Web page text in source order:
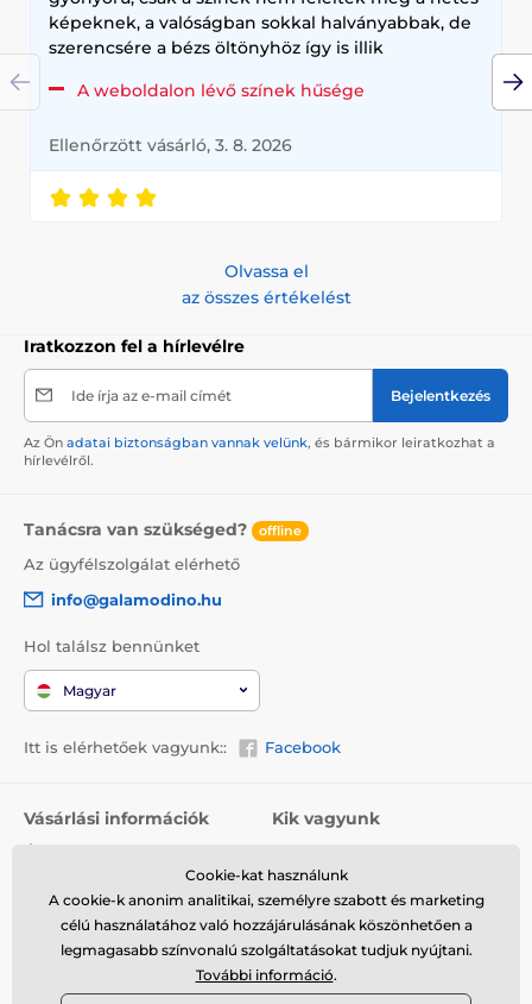
képeknek, a valóságban sokkal halványabbak, de
szerencsére a bézs öltönyhöz így is illik
A weboldalon lévő színek hűsége
Ellenőrzött vásárló, 3. 8. 2026
Olvassa el
az összes értékelést
Iratkozzon fel a hírlevélre
Ide írja az e-mail címét Bejelentkezés
Az Ön adatai biztonságban vannak velünk, és bármikor leiratkozhat a
hírlevélről.
Tanácsra van szükséged? offline
Az ügyfélszolgálat elérhető
info@galamodino.hu
Hol találsz bennünket
Magyar
Itt is elérhetőek vagyunk:: Facebook
Vásárlási információk
Szállítás
Visszaküldés és reklamáció
Kik vagyunk
Elérhetőségek
Együttműködés a
Galamodinóval
Cookie-kat használunk
A cookie-k anonim analitikai, személyre szabott és marketing
célú használatához való hozzájárulásának köszönhetően a
legmagasabb színvonalú szolgáltatásokat tudjuk nyújtani.
További információ.